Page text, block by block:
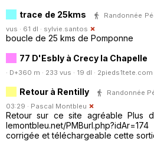
trace de 25kms
Randonnée
vus · 61 dl · sylvie.santos
boucle de 25 kms de Pomponne
77 D'Esbly à Crecy la Chapelle
· D+360 m · 233 vus · 19 dl · 2pieds1tete.com
Retour à Rentilly
Randonnée
03:29 · Pascal Montbleu
Retour sur ce site agréable Plus
lemontbleu.net/
corrigée et téléchargeable cette